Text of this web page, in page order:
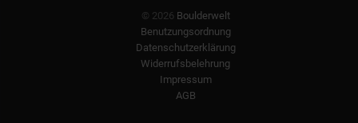
© 2026 Boulderwelt
Benutzungsordnung
Datenschutzerklärung
Widerrufsbelehrung
Impressum
AGB